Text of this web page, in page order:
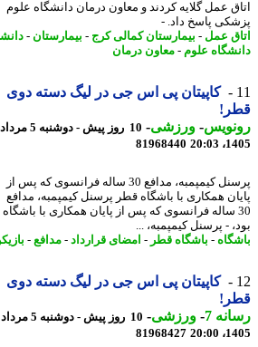
عمل گلایه کردند و معاون درمان دانشگاه علوم
پاسخ داد. -
عمل-بیمارستان کمالی کرج-بیمارستان-
علوم-معاون درمان
کاپیتان پی اس جی در لیگ دسته دوی
-ورزشی-
10 روز پیش - دوشنبه 5 مرداد
81968440
پرسنل کیمپمبه، مدافع 30 ساله فرانسوی که پس از
همکاری با باشگاه قطر پرسنل کیمپمبه، مدافع
- پرسنل کیمپمبه، ...
-باشگاه قطر -امضای قرارداد -مدافع- بازیکن
کاپیتان پی اس جی در لیگ دسته دوی
7
-ورزشی-
10 روز پیش - دوشنبه 5 مرداد
81968427